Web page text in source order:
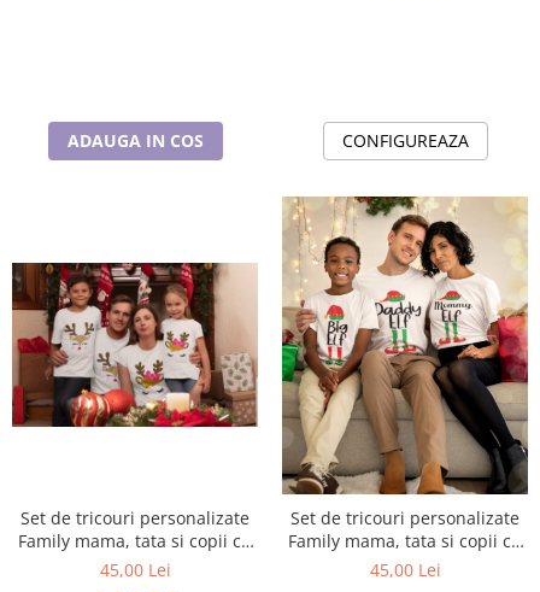
ADAUGA IN COS CONFIGUREAZA
Set de tricouri personalizate
Family mama, tata si copii cu
tematica de Craciun, Happy
45,00 Lei
Set de tricouri personalizate
Family mama, tata si copii cu
tematica de Craciun, Family
45,00 Lei